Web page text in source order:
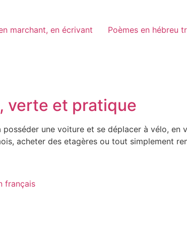
marchant, en écrivant Poèmes en hébreu
verte et pratique
une voiture et se déplacer à vélo, en
acheter des etagères ou tout simplement
français